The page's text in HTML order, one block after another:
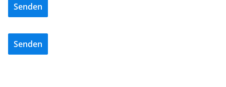
Senden
Senden